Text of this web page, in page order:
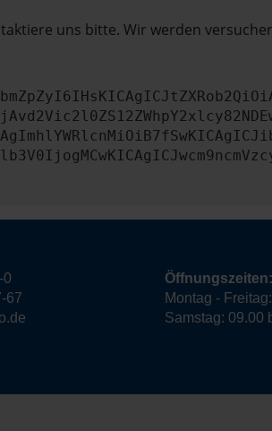
uns bitte. Wir werden
0
67
Öffnungszeiten:
Montag -
Samstag: 09.00